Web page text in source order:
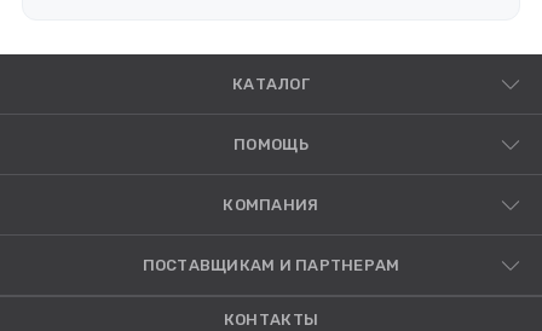
КАТАЛОГ
ПОМОЩЬ
КОМПАНИЯ
ПОСТАВЩИКАМ И ПАРТНЕРАМ
КОНТАКТЫ